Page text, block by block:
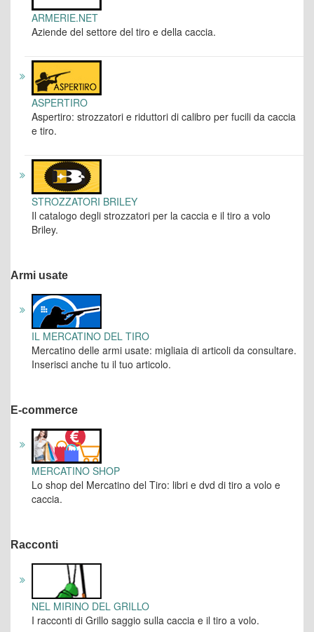
ARMERIE.NET
Aziende del settore del tiro e della caccia.
ASPERTIRO
Aspertiro: strozzatori e riduttori di calibro per fucili da caccia
e tiro.
STROZZATORI BRILEY
Il catalogo degli strozzatori per la caccia e il tiro a volo
Briley.
Armi usate
IL MERCATINO DEL TIRO
Mercatino delle armi usate: migliaia di articoli da consultare.
Inserisci anche tu il tuo articolo.
E-commerce
MERCATINO SHOP
Lo shop del Mercatino del Tiro: libri e dvd di tiro a volo e
caccia.
Racconti
NEL MIRINO DEL GRILLO
I racconti di Grillo saggio sulla caccia e il tiro a volo.